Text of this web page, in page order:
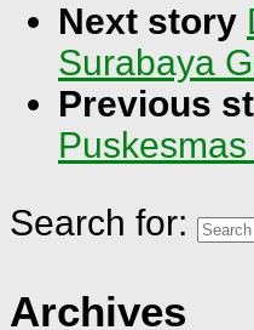
Next story
Surabaya
Previous
Search for:
Archives